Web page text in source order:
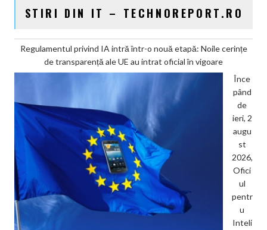
STIRI DIN IT – TECHNOREPORT.RO
Regulamentul privind IA intră într-o nouă etapă: Noile cerințe
de transparență ale UE au intrat oficial în vigoare
Înce
pând
de
ieri, 2
augu
st
2026,
Ofici
ul
pentr
u
Inteli